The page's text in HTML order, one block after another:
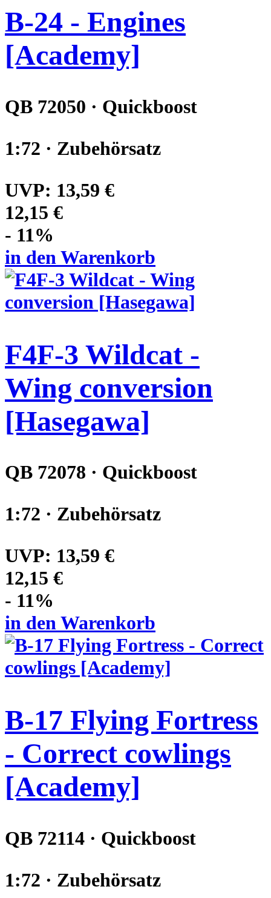
B-24 - Engines
[Academy]
QB 72050 · Quickboost
1:72 · Zubehörsatz
UVP: 13,59 €
12,15 €
- 11%
in den Warenkorb
F4F-3 Wildcat -
Wing conversion
[Hasegawa]
QB 72078 · Quickboost
1:72 · Zubehörsatz
UVP: 13,59 €
12,15 €
- 11%
in den Warenkorb
B-17 Flying Fortress
- Correct cowlings
[Academy]
QB 72114 · Quickboost
1:72 · Zubehörsatz